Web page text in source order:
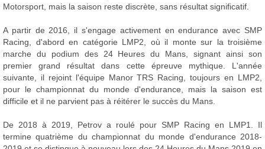
Motorsport, mais la saison reste discrète, sans résultat significatif.
A partir de 2016, il s'engage activement en endurance avec SMP
Racing, d'abord en catégorie LMP2, où il monte sur la troisième
marche du podium des 24 Heures du Mans, signant ainsi son
premier grand résultat dans cette épreuve mythique. L'année
suivante, il rejoint l'équipe Manor TRS Racing, toujours en LMP2,
pour le championnat du monde d'endurance, mais la saison est
difficile et il ne parvient pas à réitérer le succès du Mans.
De 2018 à 2019, Petrov a roulé pour SMP Racing en LMP1. Il
termine quatrième du championnat du monde d'endurance 2018-